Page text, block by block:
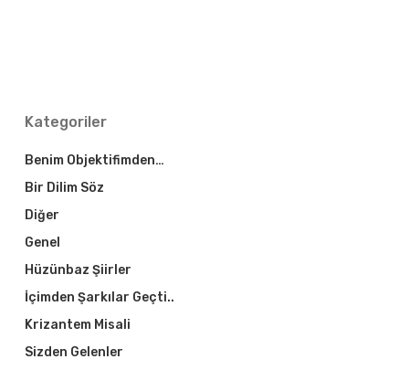
Kategoriler
Benim Objektifimden…
Bir Dilim Söz
Diğer
Genel
Hüzünbaz Şiirler
İçimden Şarkılar Geçti..
Krizantem Misali
Sizden Gelenler